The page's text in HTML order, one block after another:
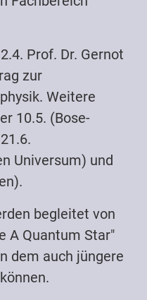
Prof. Dr. Gernot
zur
Weitere
10.5. (Bose-
Universum) und
begleitet von
A Quantum Star"
dem auch jüngere